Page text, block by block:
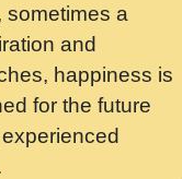
Hasraten
Purnima Ji
म कस दत
sometimes a
and
happiness is
for the future